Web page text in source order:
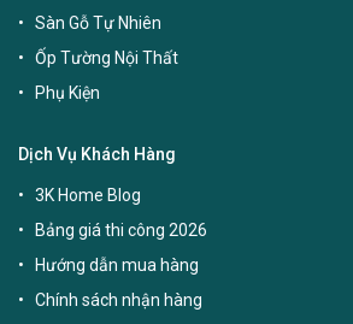
Sàn Gỗ Tự Nhiên
Ốp Tường Nội Thất
Phụ Kiện
Dịch Vụ Khách Hàng
3K Home Blog
Bảng giá thi công 2026
Hướng dẫn mua hàng
Chính sách nhận hàng